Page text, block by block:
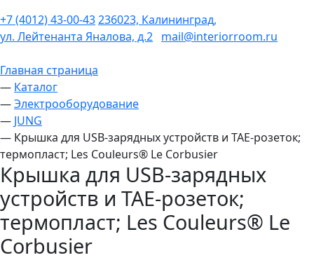
+7 (4012) 43-00-43236023, Калининград,
ул. Лейтенанта Яналова, д.2 mail@interiorroom.ru
Главная страница
— Каталог
—Электрооборудование
— JUNG
— Крышка для USB-зарядных устройств и TAE-розеток;
термопласт; Les Couleurs® Le Corbusier
Крышка для USB-зарядных
устройств и TAE-розеток;
термопласт; Les Couleurs® Le
Corbusier